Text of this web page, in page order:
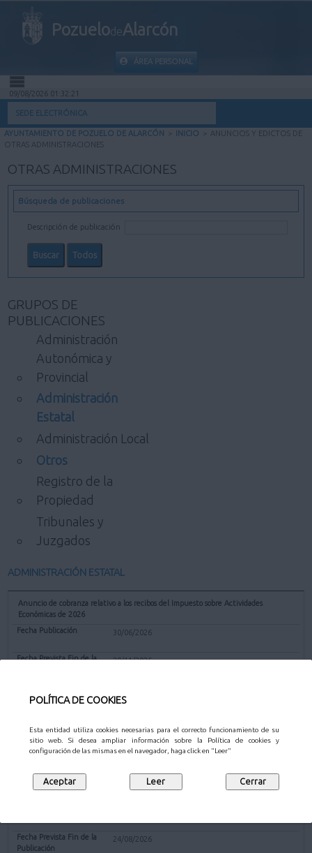
POLÍTICA DE COOKIES
Esta entidad utiliza cookies necesarias para el correcto funcionamiento de su
sitio web. Si desea ampliar información sobre la Política de cookies y
configuración de las mismas en el navegador, haga click en "Leer"
PozuelodeAlarcón
ÁREA PERSONAL
INICIO
INFORMACIÓN PÚBLICA
MI CARPETA
INFORMACIÓN MUNICIPAL
09/08/2026 01:32:21
SEDE ELECTRÓNICA
AYUNTAMIENTO DE POZUELO DE ALARCÓN > INICIO > ANUNCIOS Y EDICTOS DE
OTRAS ADMINISTRACIONES
OTRAS ADMINISTRACIONES
Búsqueda de publicaciones
Descripción de publicación
GRUPOS DE
PUBLICACIONES
Administración
Autonómica y
Provincial
Administración
Estatal
Administración Local
Otros
Registro de la
Propiedad
Tribunales y
Juzgados
ADMINISTRACIÓN ESTATAL
Anuncio de cobranza relativo a los recibos del Impuesto sobre Actividades
Económicas de 2026
30/06/2026
20/11/2026
OTROS
Declaración De Herederos Abintestato por el fallecimiento de Doña Eusebia
Aguado López
24/08/2026